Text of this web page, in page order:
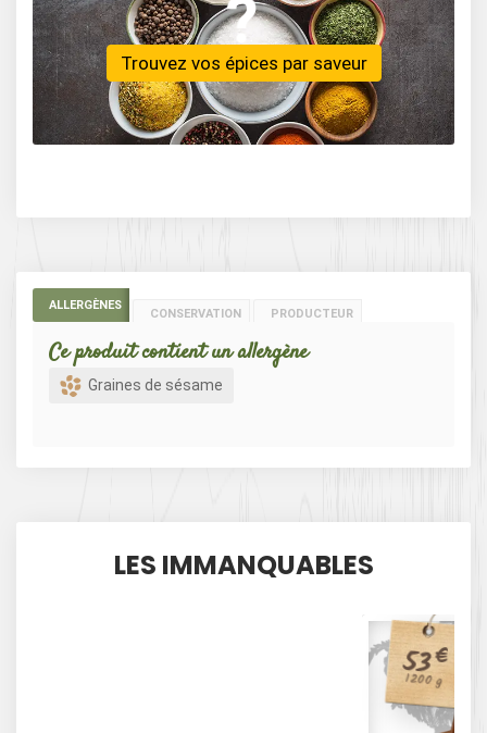
Trouvez vos épices par saveur
ALLERGÈNES
CONSERVATION PRODUCTEUR
Ce produit contient un allergène
Graines de sésame
LES IMMANQUABLES
53€
1200 g